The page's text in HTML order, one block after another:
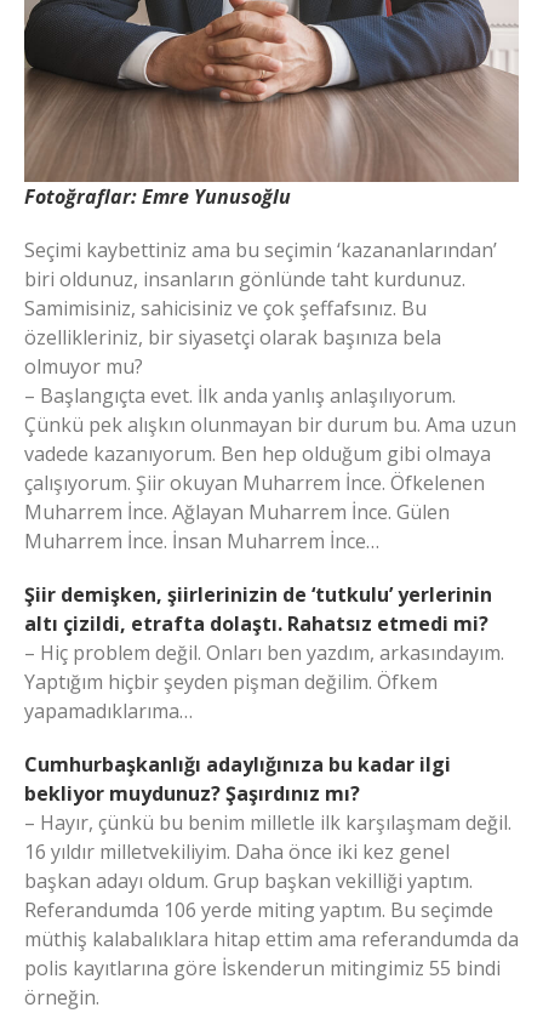
Fotoğraflar: Emre Yunusoğlu
Seçimi kaybettiniz ama bu seçimin ‘kazananlarından’
biri oldunuz, insanların gönlünde taht kurdunuz.
Samimisiniz, sahicisiniz ve çok şeffafsınız. Bu
özellikleriniz, bir siyasetçi olarak başınıza bela
olmuyor mu?
– Başlangıçta evet. İlk anda yanlış anlaşılıyorum.
Çünkü pek alışkın olunmayan bir durum bu. Ama uzun
vadede kazanıyorum. Ben hep olduğum gibi olmaya
çalışıyorum. Şiir okuyan Muharrem İnce. Öfkelenen
Muharrem İnce. Ağlayan Muharrem İnce. Gülen
Muharrem İnce. İnsan Muharrem İnce…
Şiir demişken, şiirlerinizin de ‘tutkulu’ yerlerinin
altı çizildi, etrafta dolaştı. Rahatsız etmedi mi?
– Hiç problem değil. Onları ben yazdım, arkasındayım.
Yaptığım hiçbir şeyden pişman değilim. Öfkem
yapamadıklarıma…
Cumhurbaşkanlığı adaylığınıza bu kadar ilgi
bekliyor muydunuz? Şaşırdınız mı?
– Hayır, çünkü bu benim milletle ilk karşılaşmam değil.
16 yıldır milletvekiliyim. Daha önce iki kez genel
başkan adayı oldum. Grup başkan vekilliği yaptım.
Referandumda 106 yerde miting yaptım. Bu seçimde
müthiş kalabalıklara hitap ettim ama referandumda da
polis kayıtlarına göre İskenderun mitingimiz 55 bindi
örneğin.